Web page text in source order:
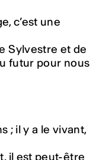
c’est une
Sylvestre et de
futur pour nous
; il y a le vivant,
il est peut-être